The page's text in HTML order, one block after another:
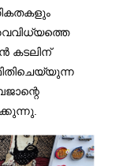
കടലിന്